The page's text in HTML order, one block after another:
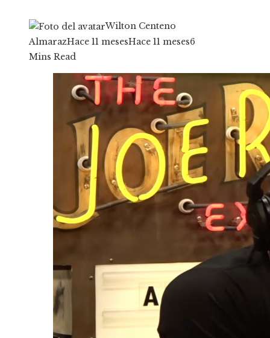
Wilton Centeno
AlmarazHace 11 mesesHace 11 meses6
Mins Read